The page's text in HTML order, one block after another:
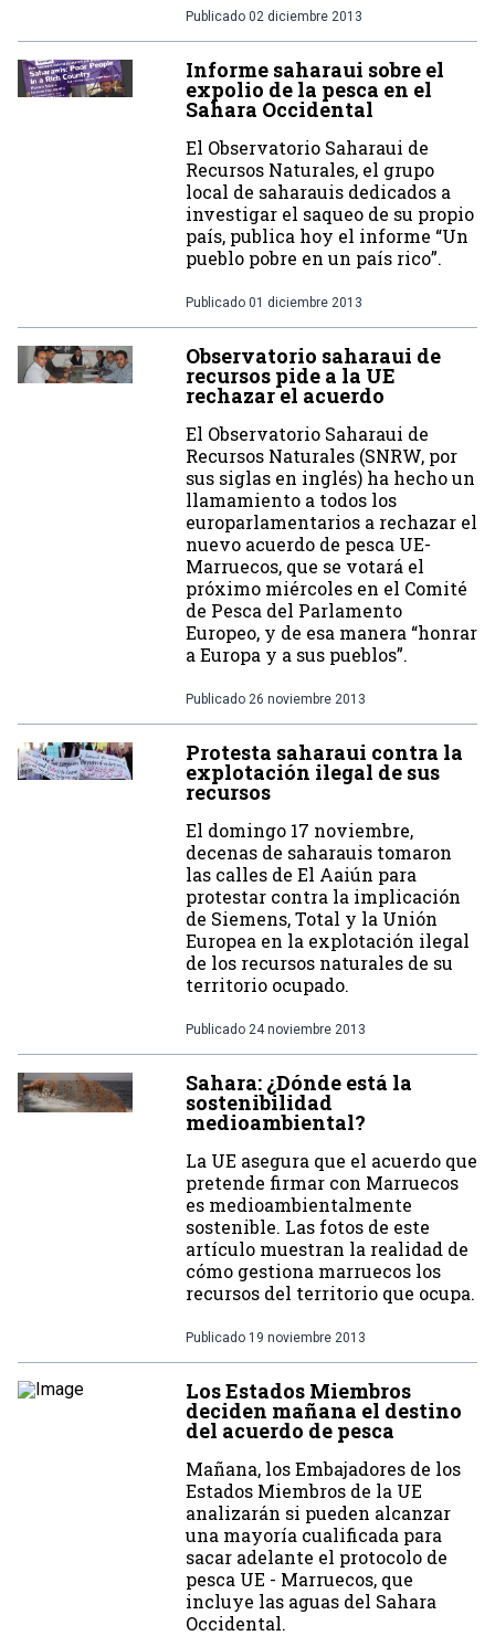
Publicado 02 diciembre 2013
Informe saharaui sobre el
expolio de la pesca en el
Sahara Occidental
El Observatorio Saharaui de
Recursos Naturales, el grupo
local de saharauis dedicados a
investigar el saqueo de su propio
país, publica hoy el informe “Un
pueblo pobre en un país rico”.
Publicado 01 diciembre 2013
Observatorio saharaui de
recursos pide a la UE
rechazar el acuerdo
El Observatorio Saharaui de
Recursos Naturales (SNRW, por
sus siglas en inglés) ha hecho un
llamamiento a todos los
europarlamentarios a rechazar el
nuevo acuerdo de pesca UE-
Marruecos, que se votará el
próximo miércoles en el Comité
de Pesca del Parlamento
Europeo, y de esa manera “honrar
a Europa y a sus pueblos”.
Publicado 26 noviembre 2013
Protesta saharaui contra la
explotación ilegal de sus
recursos
El domingo 17 noviembre,
decenas de saharauis tomaron
las calles de El Aaiún para
protestar contra la implicación
de Siemens, Total y la Unión
Europea en la explotación ilegal
de los recursos naturales de su
territorio ocupado.
Publicado 24 noviembre 2013
Sahara: ¿Dónde está la
sostenibilidad
medioambiental?
La UE asegura que el acuerdo que
pretende firmar con Marruecos
es medioambientalmente
sostenible. Las fotos de este
artículo muestran la realidad de
cómo gestiona marruecos los
recursos del territorio que ocupa.
Publicado 19 noviembre 2013
Los Estados Miembros
deciden mañana el destino
del acuerdo de pesca
Mañana, los Embajadores de los
Estados Miembros de la UE
analizarán si pueden alcanzar
una mayoría cualificada para
sacar adelante el protocolo de
pesca UE - Marruecos, que
incluye las aguas del Sahara
Occidental.